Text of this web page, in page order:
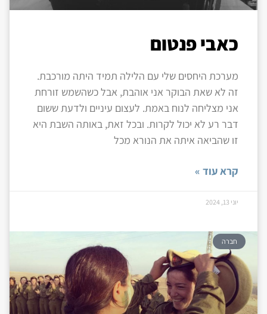
כאבי פנטום
מערכת היחסים שלי עם הלילה תמיד היתה מורכבת.
זה לא שאת הבוקר אני אוהבת, אבל כשהשמש זורחת
אני מצליחה לנוח באמת. לעצום עיניים ולדעת ששום
דבר רע לא יכול לקרות. ובכל זאת, באותה השבת היא
זו שהביאה איתה את הנורא מכל
קרא עוד »
יוני 13, 2024
חברה